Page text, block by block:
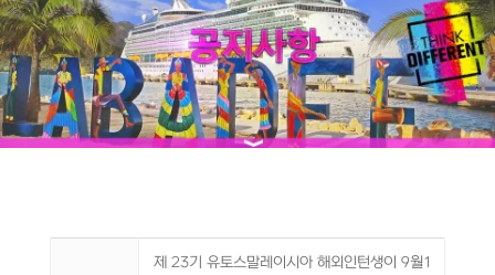
제 23기 유토스말레이시아 해외인턴생이 9월1